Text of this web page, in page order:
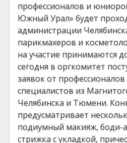
профессионалов и
Южный Урал» будет
администрации
парикмахеров и
на участие принимаются
сегодня в оргкомитет
заявок от
специалистов из
Челябинска и Тюмени.
предусматривает
подиумный макияж, боди-
стрижка с укладкой,